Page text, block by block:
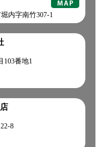
内字南竹307-1
103番地1
8